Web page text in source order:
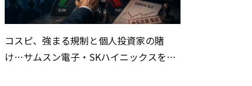
コスピ、強まる規制と個人投資家の賭
け…サムスン電子・SKハイニックスを巡